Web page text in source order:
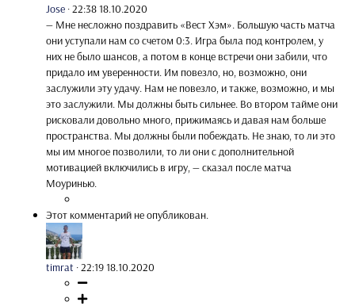
Jose ·22:38 18.10.2020
— Мне несложно поздравить «Вест Хэм». Большую часть матча
они уступали нам со счетом 0:3. Игра была под контролем, у
них не было шансов, а потом в конце встречи они забили, что
придало им уверенности. Им повезло, но, возможно, они
заслужили эту удачу. Нам не повезло, и также, возможно, и мы
это заслужили. Мы должны быть сильнее. Во втором тайме они
рисковали довольно много, прижимаясь и давая нам больше
пространства. Мы должны были побеждать. Не знаю, то ли это
мы им многое позволили, то ли они с дополнительной
мотивацией включились в игру, — сказал после матча
Моуринью.
Этот комментарий не опубликован.
timrat ·22:19 18.10.2020